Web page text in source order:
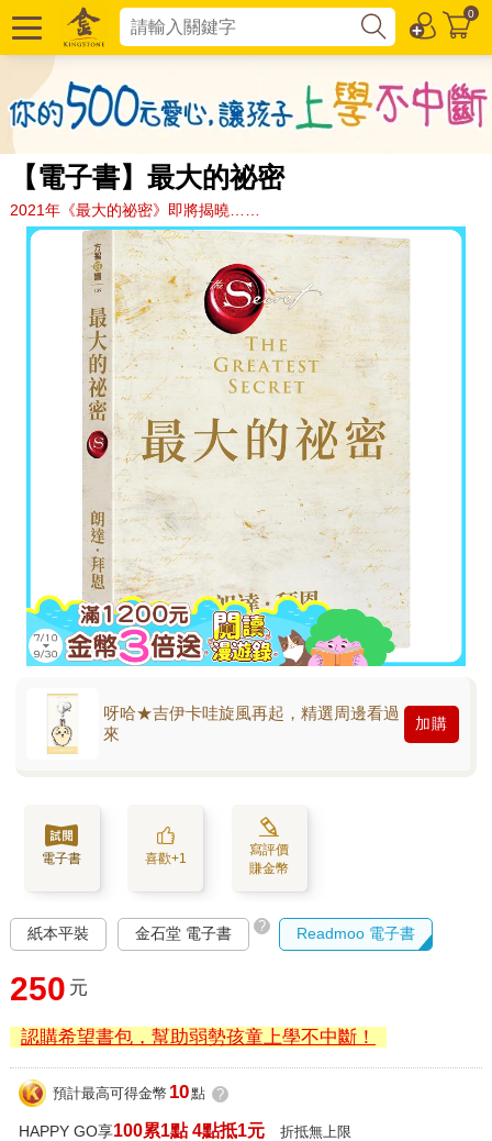
0
【電子書】最大的祕密
2021年《最大的祕密》即將揭曉……
呀哈★吉伊卡哇旋風再起，精選周邊看過
來
加購
電子書 喜歡+1
寫評價
賺金幣
紙本平裝 金石堂 電子書 ? Readmoo 電子書
250 元
認購希望書包，幫助弱勢孩童上學不中斷！
預計最高可得金幣 10點 ?
HAPPY GO享100累1點 4點抵1元 折抵無上限